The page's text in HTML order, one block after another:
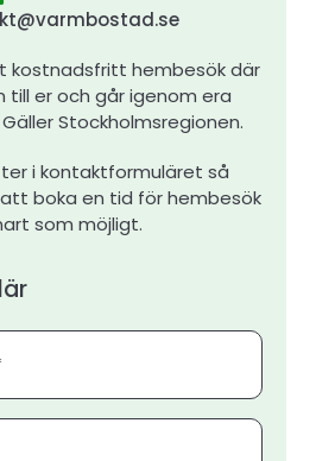
kostnadsfritt hembesök där
till er och går igenom era
Stockholmsregionen.
i kontaktformuläret så
boka en tid för hembesök
som möjligt.